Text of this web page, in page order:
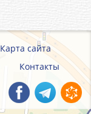
Карта сайта
Контакты